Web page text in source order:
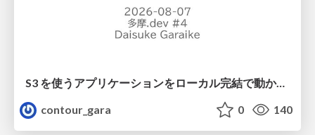
S3 を使うアプリケーションをローカル完結で動かすことに全力を注いでみた / Running S3 Apps Offline
contour_gara
0 140